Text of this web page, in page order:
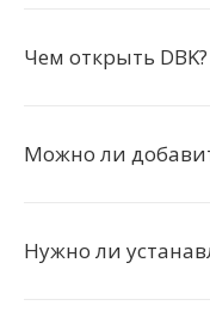
Чем открыть DBK?
Можно ли
Нужно ли